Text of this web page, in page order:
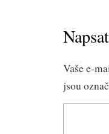
Vaše e-
jsou